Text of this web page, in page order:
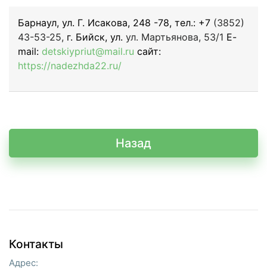
Барнаул, ул. Г. Исакова, 248 -78, тел.: +7 (3852)
43-53-25, г. Бийск, ул. ул. Мартьянова, 53/1 E-
mail: detskiypriut@mail.ru сайт:
https://nadezhda22.ru/
Назад
Контакты
Адрес: